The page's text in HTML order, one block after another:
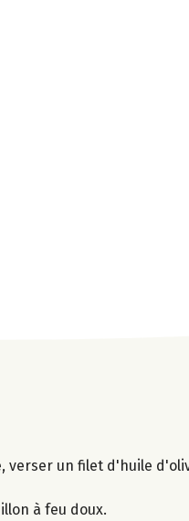
verser un filet d'huile
à feu doux.